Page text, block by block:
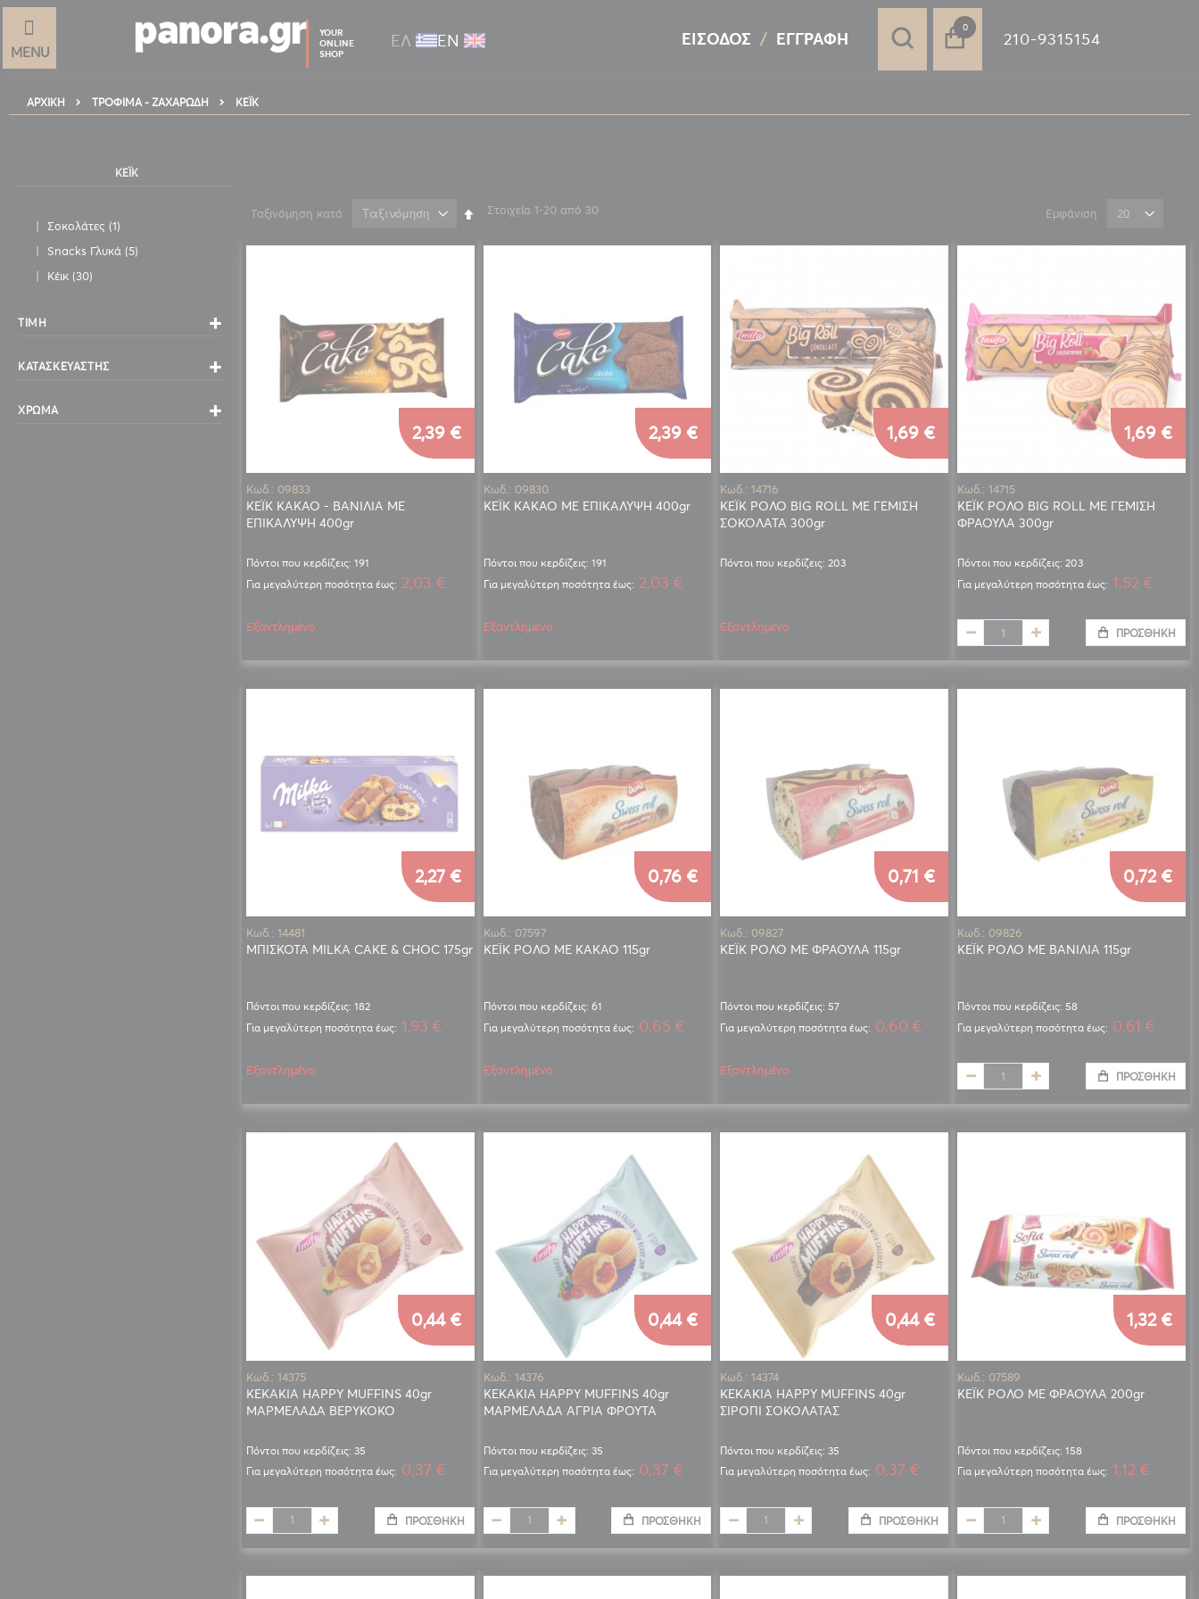
MENU
YOUR
ONLINE
SHOP
ΕΛ ΕΝ
0στοιχεία
ΕΊΣΟΔΟΣ ΕΓΓΡΑΦΉ 210-9315154
ΑΡΧΙΚΉ ΤΡΌΦΙΜΑ - ΖΑΧΑΡΏΔΗ ΚΈΙΚ
ΚΈΙΚ
Ταξινόμηση κατά
Φθίνουσα
Στοιχεία 1-20 από 30 Εμφάνιση
Κωδ.: 09833
ΚΕΪΚ ΚΑΚΑΟ - ΒΑΝΙΛΙΑ ΜΕ
ΕΠΙΚΑΛΥΨΗ 400gr
Πόντοι που κερδίζεις: 191
2,39 €
Για μεγαλύτερη ποσότητα έως: 2,03 €
Εξαντλημένο
Κωδ.: 09830
ΚΕΪΚ ΚΑΚΑΟ ΜΕ ΕΠΙΚΑΛΥΨΗ 400gr
Πόντοι που κερδίζεις: 191
2,39 €
Για μεγαλύτερη ποσότητα έως: 2,03 €
Εξαντλημένο
Κωδ.: 14716
ΚΕΪΚ ΡΟΛΟ BIG ROLL ΜΕ ΓΕΜΙΣΗ
ΣΟΚΟΛΑΤΑ 300gr
Πόντοι που κερδίζεις: 203
1,69 €
Εξαντλημένο
Κωδ.: 14715
ΚΕΪΚ ΡΟΛΟ BIG ROLL ΜΕ ΓΕΜΙΣΗ
ΦΡΑΟΥΛΑ 300gr
Πόντοι που κερδίζεις: 203
1,69 €
Για μεγαλύτερη ποσότητα έως: 1,52 €
ΠΡΟΣΘΉΚΗ
Κωδ.: 14481
ΜΠΙΣΚΟΤΑ MILKA CAKE & CHOC 175gr
Πόντοι που κερδίζεις: 182
2,27 €
Για μεγαλύτερη ποσότητα έως: 1,93 €
Εξαντλημένο
Κωδ.: 07597
ΚΕΪΚ ΡΟΛΟ ΜΕ ΚΑΚΑΟ 115gr
Πόντοι που κερδίζεις: 61
0,76 €
Για μεγαλύτερη ποσότητα έως: 0,65 €
Εξαντλημένο
Κωδ.: 09827
ΚΕΪΚ ΡΟΛΟ ΜΕ ΦΡΑΟΥΛΑ 115gr
Πόντοι που κερδίζεις: 57
0,71 €
Για μεγαλύτερη ποσότητα έως: 0,60 €
Εξαντλημένο
Κωδ.: 09826
ΚΕΪΚ ΡΟΛΟ ΜΕ ΒΑΝΙΛΙΑ 115gr
Πόντοι που κερδίζεις: 58
0,72 €
Για μεγαλύτερη ποσότητα έως: 0,61 €
ΠΡΟΣΘΉΚΗ
Κωδ.: 14375
ΚΕΚΑΚΙΑ HAPPY MUFFINS 40gr
ΜΑΡΜΕΛΑΔΑ ΒΕΡΥΚΟΚΟ
Πόντοι που κερδίζεις: 35
0,44 €
Για μεγαλύτερη ποσότητα έως: 0,37 €
ΠΡΟΣΘΉΚΗ
Κωδ.: 14376
ΚΕΚΑΚΙΑ HAPPY MUFFINS 40gr
ΜΑΡΜΕΛΑΔΑ ΑΓΡΙΑ ΦΡΟΥΤΑ
Πόντοι που κερδίζεις: 35
0,44 €
Για μεγαλύτερη ποσότητα έως: 0,37 €
ΠΡΟΣΘΉΚΗ
Κωδ.: 14374
ΚΕΚΑΚΙΑ HAPPY MUFFINS 40gr
ΣΙΡΟΠΙ ΣΟΚΟΛΑΤΑΣ
Πόντοι που κερδίζεις: 35
0,44 €
Για μεγαλύτερη ποσότητα έως: 0,37 €
ΠΡΟΣΘΉΚΗ
Κωδ.: 07589
ΚΕΪΚ ΡΟΛΟ ΜΕ ΦΡΑΟΥΛΑ 200gr
Πόντοι που κερδίζεις: 158
1,32 €
Για μεγαλύτερη ποσότητα έως: 1,12 €
ΠΡΟΣΘΉΚΗ
Σοκολάτες 1
στοιχείο
Snacks Γλυκά 5
στοιχεία
Κέικ 30
στοιχεία
ΤΙΜΉ
ΚΑΤΑΣΚΕΥΑΣΤΉΣ
ΧΡΏΜΑ